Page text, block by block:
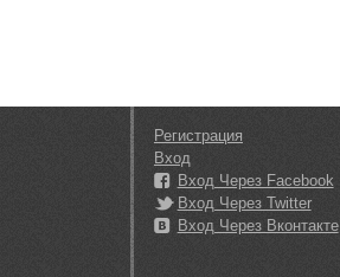
Регистрация
Вход
Вход Через Facebook
Вход Через Twitter
Вход Через Вконтакте